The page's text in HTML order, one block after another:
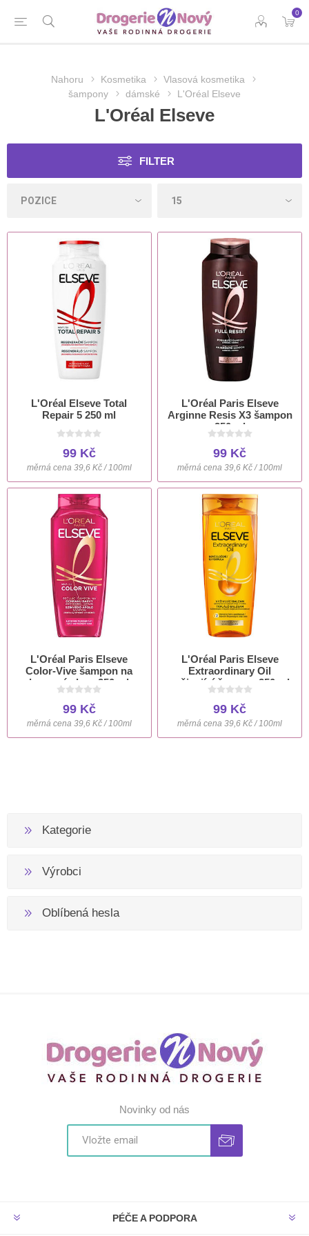
0
Nahoru Kosmetika
Vlasová kosmetika
šampony
dámské L'Oréal Elseve
L'Oréal Elseve
FILTER
L'Oréal Elseve Total
Repair 5 250 ml
99 Kč
měrná cena 39,6 Kč / 100ml
L'Oréal Paris Elseve
Arginne Resis X3 šampon
250 ml
99 Kč
měrná cena 39,6 Kč / 100ml
L'Oréal Paris Elseve
Color-Vive šampon na
barvené vlasy 250 ml
99 Kč
měrná cena 39,6 Kč / 100ml
L'Oréal Paris Elseve
Extraordinary Oil
vyživující šampon 250 ml
99 Kč
měrná cena 39,6 Kč / 100ml
Kategorie
Výrobci
Oblíbená hesla
Novinky od nás
PÉČE A PODPORA